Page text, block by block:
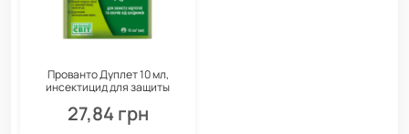
Прованто Дуплет 10 мл,
инсектицид для защиты
колорадского жука и других
вредителей
27,84 грн